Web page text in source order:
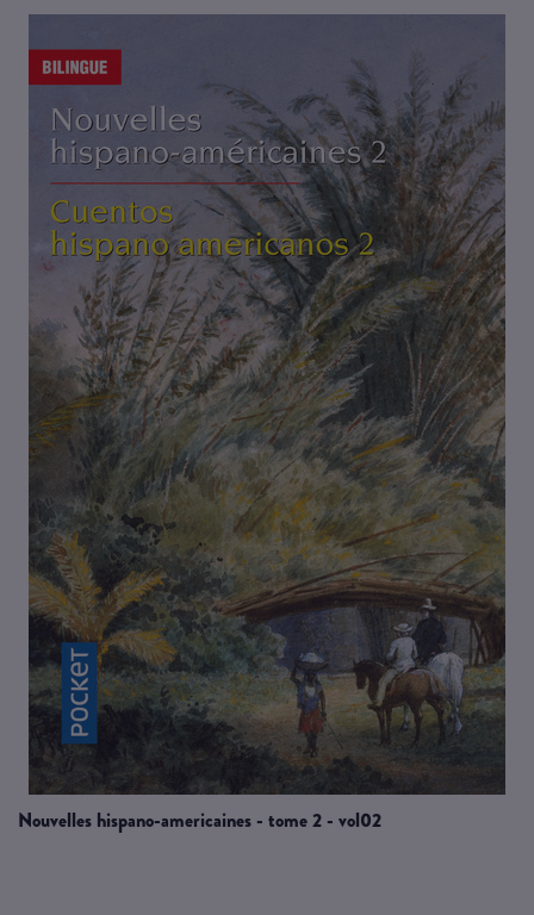
nouvelles hispano-americaines - tome 2 - vol02